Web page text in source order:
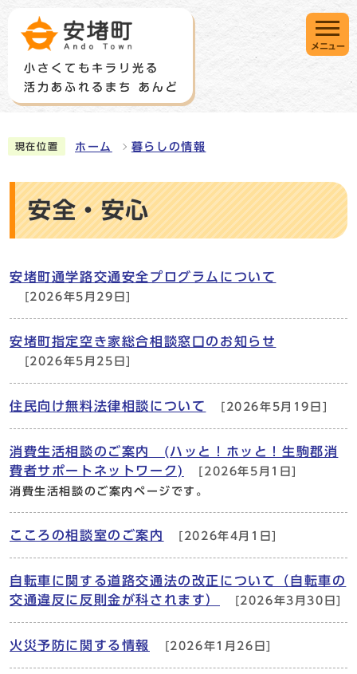
メニュー
現在位置 ホーム 暮らしの情報
安全・安心
安堵町通学路交通安全プログラムについて
[2026年5月29日]
安堵町指定空き家総合相談窓口のお知らせ
[2026年5月25日]
住民向け無料法律相談について [2026年5月19日]
消費生活相談のご案内 (ハッと！ホッと！生駒郡消
費者サポートネットワーク)
[2026年5月1日]
消費生活相談のご案内ページです。
こころの相談室のご案内 [2026年4月1日]
自転車に関する道路交通法の改正について（自転車の
交通違反に反則金が科されます）
[2026年3月30日]
火災予防に関する情報 [2026年1月26日]